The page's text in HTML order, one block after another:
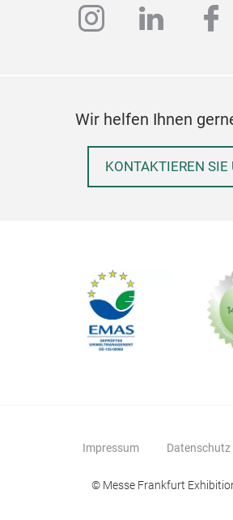
instagram
linkedin
Wir helfen Ihnen
KONTAKTIEREN SIE
Impressum Datenschutz
© Messe Frankfurt